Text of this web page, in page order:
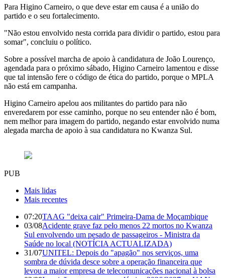
Para Higino Carneiro, o que deve estar em causa é a união do
partido e o seu fortalecimento.
"Não estou envolvido nesta corrida para dividir o partido, estou para
somar", concluiu o político.
Sobre a possível marcha de apoio à candidatura de João Lourenço,
agendada para o próximo sábado, Higino Carneiro lamentou e disse
que tal intensão fere o código de ética do partido, porque o MPLA
não está em campanha.
Higino Carneiro apelou aos militantes do partido para não
enveredarem por esse caminho, porque no seu entender não é bom,
nem melhor para imagem do partido, negando estar envolvido numa
alegada marcha de apoio à sua candidatura no Kwanza Sul.
PUB
Mais lidas
Mais recentes
07:20TAAG "deixa cair" Primeira-Dama de Moçambique
03/08Acidente grave faz pelo menos 22 mortos no Kwanza
Sul envolvendo um pesado de passageiros - Ministra da
Saúde no local (NOTÍCIA ACTUALIZADA)
31/07UNITEL: Depois do "apagão" nos serviços, uma
sombra de dúvida desce sobre a operação financeira que
levou a maior empresa de telecomunicações nacional à bolsa